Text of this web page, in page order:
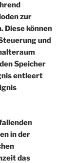
zur
Diese können
und
Speicher
entleert
in der
das